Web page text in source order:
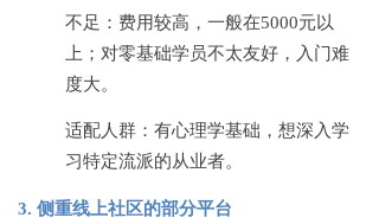
不足：费用较高，一般在5000元以
上；对零基础学员不太友好，入门难
度大。
适配人群：有心理学基础，想深入学
习特定流派的从业者。
3. 侧重线上社区的部分平台